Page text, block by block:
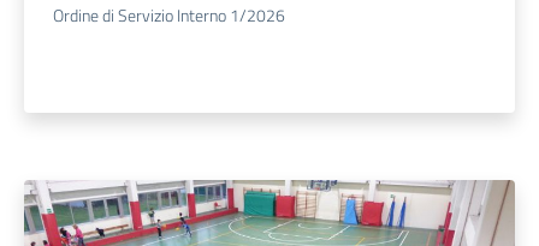
Ordine di Servizio Interno 1/2026